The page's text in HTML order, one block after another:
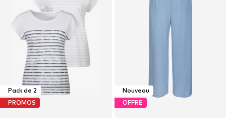
Pack de 2
PROMOS
Nouveau
OFFRE